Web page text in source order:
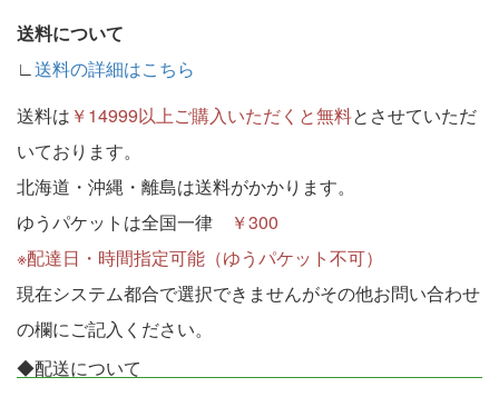
送料について
∟送料の詳細はこちら
送料は ￥14999以上ご購入いただくと無料とさせていただ
いております。
北海道・沖縄・離島は送料がかかります。
ゆうパケットは全国一律
￥300
※配達日・時間指定可能（ゆうパケット不可）
現在システム都合で選択できませんがその他お問い合わせ
の欄にご記入ください。
◆配送について